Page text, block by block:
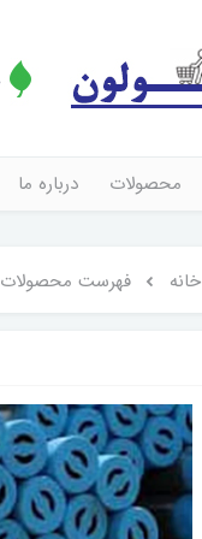
محصولات درباره ما
خانه فهرست محصولات